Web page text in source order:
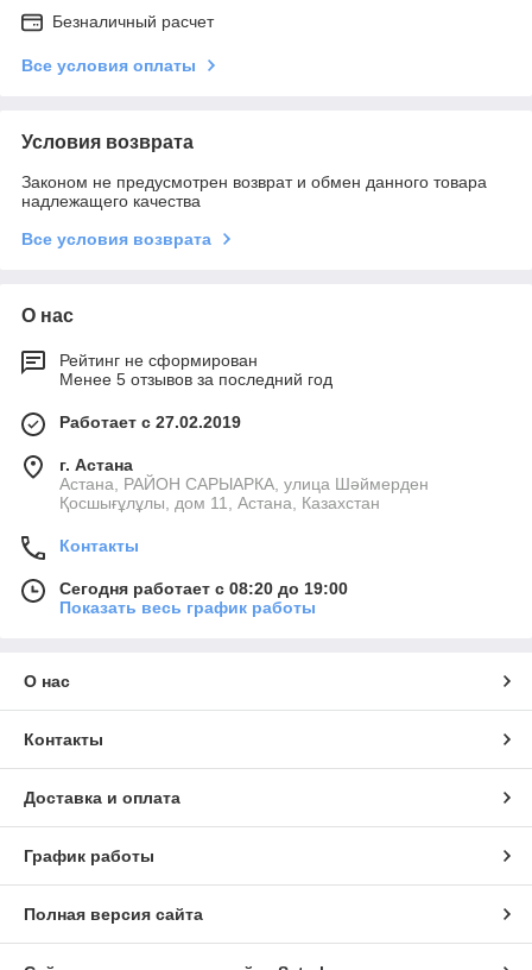
Безналичный расчет
Все условия оплаты
Условия возврата
Законом не предусмотрен возврат и обмен данного товара
надлежащего качества
Все условия возврата
О нас
Рейтинг не сформирован
Менее 5 отзывов за последний год
Работает с 27.02.2019
г. Астана
Астана, РАЙОН САРЫАРКА, улица Шәймерден
Қосшығұлұлы, дом 11, Астана, Казахстан
Контакты
Сегодня работает с 08:20 до 19:00
Показать весь график работы
О нас
Контакты
Доставка и оплата
График работы
Полная версия сайта